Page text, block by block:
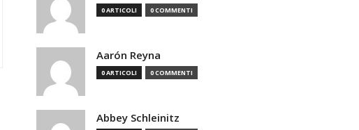
0 ARTICOLI 0 COMMENTI
Aarón Reyna
0 ARTICOLI 0 COMMENTI
Abbey Schleinitz